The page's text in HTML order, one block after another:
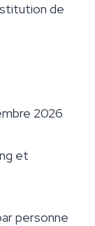
de
2026
et
personne